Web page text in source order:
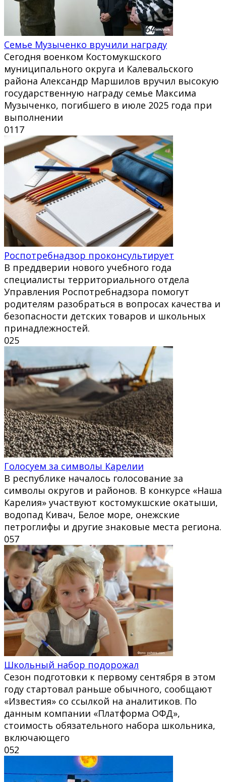
Семье Музыченко вручили награду
Сегодня военком Костомукшского
муниципального округа и Калевальского
района Александр Маршилов вручил высокую
государственную награду семье Максима
Музыченко, погибшего в июле 2025 года при
выполнении
0117
Роспотребнадзор проконсультирует
В преддверии нового учебного года
специалисты территориального отдела
Управления Роспотребнадзора помогут
родителям разобраться в вопросах качества и
безопасности детских товаров и школьных
принадлежностей.
025
Голосуем за символы Карелии
В республике началось голосование за
символы округов и районов. В конкурсе «Наша
Карелия» участвуют костомукшские окатыши,
водопад Кивач, Белое море, онежские
петроглифы и другие знаковые места региона.
057
Школьный набор подорожал
Сезон подготовки к первому сентября в этом
году стартовал раньше обычного, сообщают
«Известия» со ссылкой на аналитиков. По
данным компании «Платформа ОФД»,
стоимость обязательного набора школьника,
включающего
052